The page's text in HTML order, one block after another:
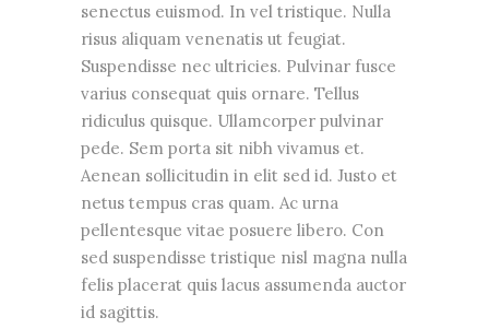
senectus euismod. In vel tristique. Nulla
risus aliquam venenatis ut feugiat.
Suspendisse nec ultricies. Pulvinar fusce
varius consequat quis ornare. Tellus
ridiculus quisque. Ullamcorper pulvinar
pede. Sem porta sit nibh vivamus et.
Aenean sollicitudin in elit sed id. Justo et
netus tempus cras quam. Ac urna
pellentesque vitae posuere libero. Con
sed suspendisse tristique nisl magna nulla
felis placerat quis lacus assumenda auctor
id sagittis.